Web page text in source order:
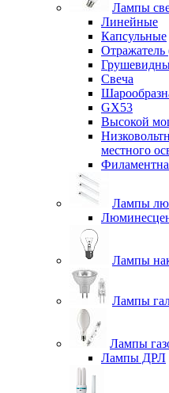
Лампы
Линейные
Капсульные
Отражатель
Свеча
GX53
Высокой
местного
Лампы
Лампы
Лампы
Лампы
Лампы ДРЛ